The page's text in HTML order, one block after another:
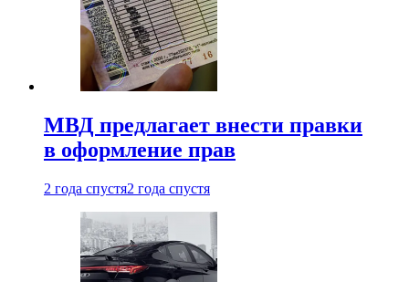
МВД предлагает внести правки
в оформление прав
2 года спустя2 года спустя